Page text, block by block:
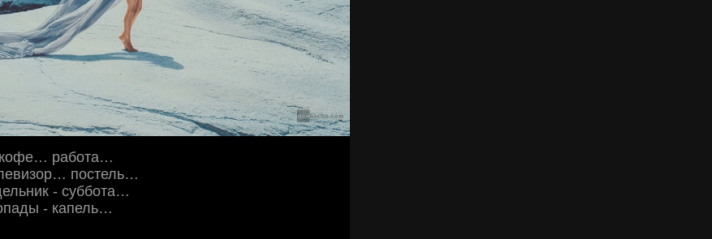
работа…
постель…
- суббота…
- капель…